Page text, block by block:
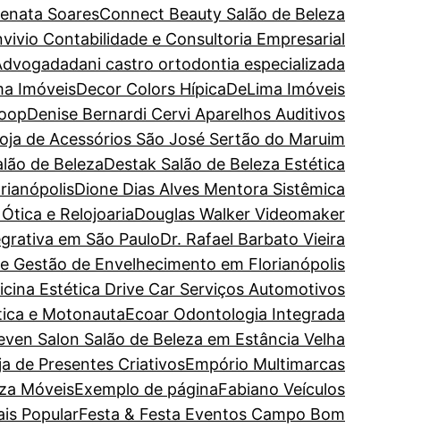
SoaresConnect Beauty Salão de Beleza
Contabilidade e Consultoria Empresarial
dani castro ortodontia especializada
ImóveisDecor Colors HípicaDeLima Imóveis
Denise Bernardi Cervi Aparelhos Auditivos
de Acessórios São José Sertão do Maruim
de BelezaDestak Salão de Beleza Estética
Dione Dias Alves Mentora Sistêmica
e RelojoariaDouglas Walker Videomaker
em São PauloDr. Rafael Barbato Vieira
Gestão de Envelhecimento em Florianópolis
Estética Drive Car Serviços Automotivos
e MotonautaEcoar Odontologia Integrada
Salon Salão de Beleza em Estância Velha
de Presentes CriativosEmpório Multimarcas
MóveisExemplo de páginaFabiano Veículos
PopularFesta & Festa Eventos Campo Bom